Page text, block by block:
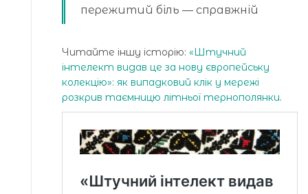
пережитий біль — справжній
Читайте іншу історію: «Штучний
інтелект видав це за нову європейську
колекцію»: як випадковий клік у мережі
розкрив таємницю літньої тернополянки.